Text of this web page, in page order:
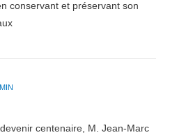
conservant et préservant son
centenaire, M. Jean-Marc